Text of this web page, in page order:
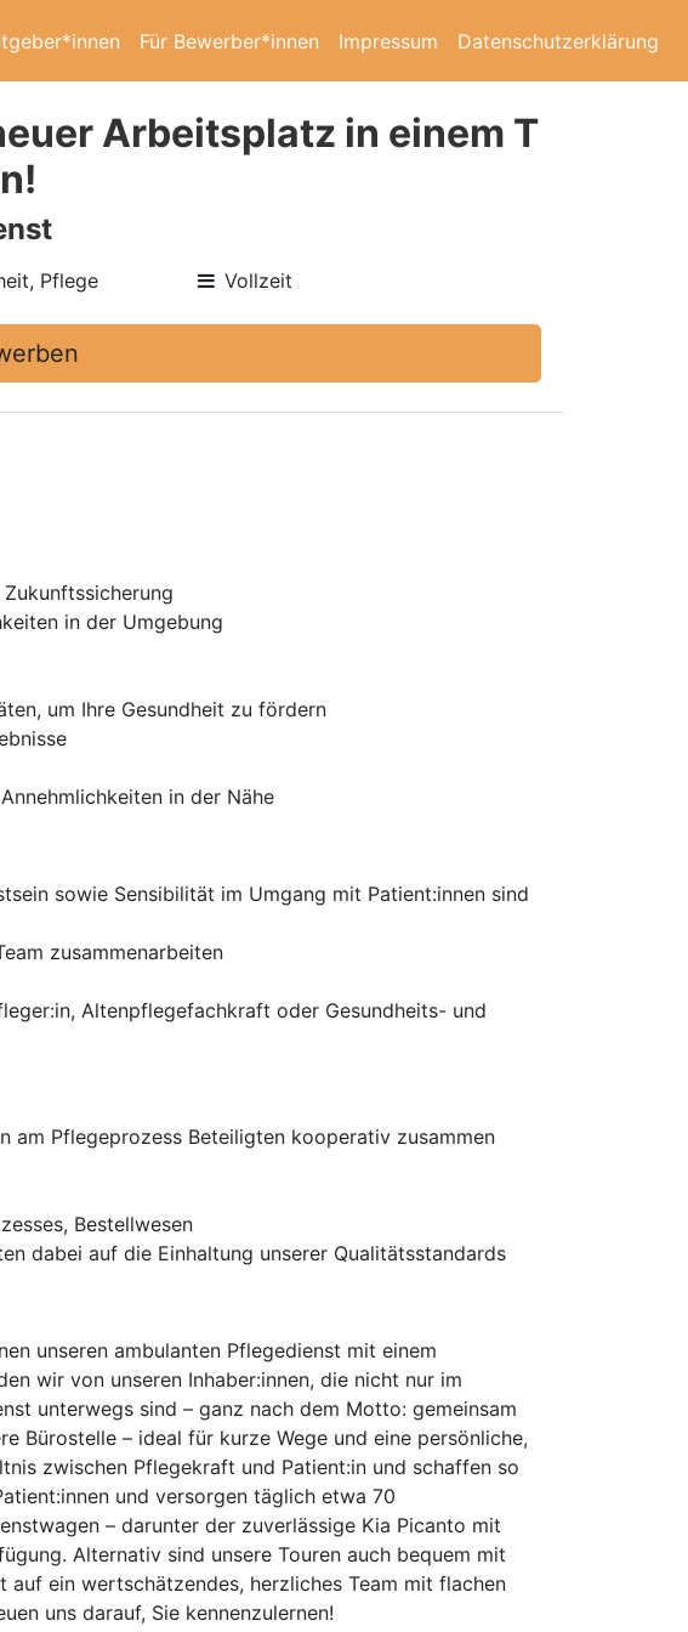
Für Bewerber*innen Impressum Datenschutzerklärung
Arbeitsplatz in einem T
Pflege Vollzeit
in der Umgebung
um Ihre Gesundheit zu fördern
in der Nähe
sowie Sensibilität im Umgang mit Patient:innen sind
zusammenarbeiten
Altenpflegefachkraft oder Gesundheits- und
am Pflegeprozess Beteiligten kooperativ zusammen
Bestellwesen
dabei auf die Einhaltung unserer Qualitätsstandards
unseren ambulanten Pflegedienst mit einem
wir von unseren Inhaber:innen, die nicht nur im
unterwegs sind – ganz nach dem Motto: gemeinsam
Bürostelle – ideal für kurze Wege und eine persönliche,
zwischen Pflegekraft und Patient:in und schaffen so
und versorgen täglich etwa 70
– darunter der zuverlässige Kia Picanto mit
Alternativ sind unsere Touren auch bequem mit
auf ein wertschätzendes, herzliches Team mit flachen
uns darauf, Sie kennenzulernen!